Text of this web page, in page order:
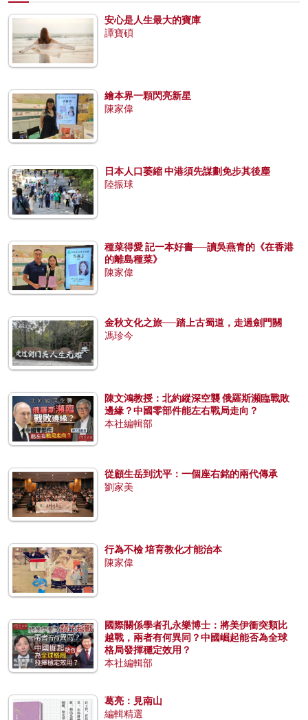
安心是人生最大的寶庫
譚寶碩
繪本界一顆閃亮新星
陳家偉
日本人口萎縮 中港須先謀劃免步其後塵
陸振球
種菜得愛 記一本好書──讀吳燕青的《在香港
的離島種菜》
陳家偉
金秋文化之旅──踏上古蜀道，走過劍門關
馮珍今
陳文鴻教授：北約縱深空襲 俄羅斯瀕臨戰敗
邊緣？中國零部件能左右戰局走向？
本社編輯部
從顧生岳到沈平：一個座右銘的兩代傳承
劉家美
行為不檢 培育教化才能治本
陳家偉
國際關係學者孔永樂博士：將美伊衝突類比
越戰，兩者有何異同？中國崛起能否為全球
格局發揮穩定效用？
本社編輯部
葛亮：見南山
編輯精選